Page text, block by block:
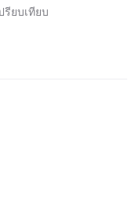
รียบเทียบ